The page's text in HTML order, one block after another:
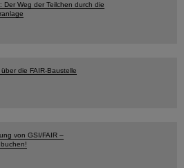
Der Weg der Teilchen durch die
die FAIR-Baustelle
von GSI/FAIR –